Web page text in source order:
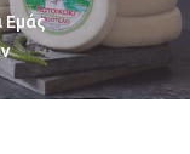
Εμάς